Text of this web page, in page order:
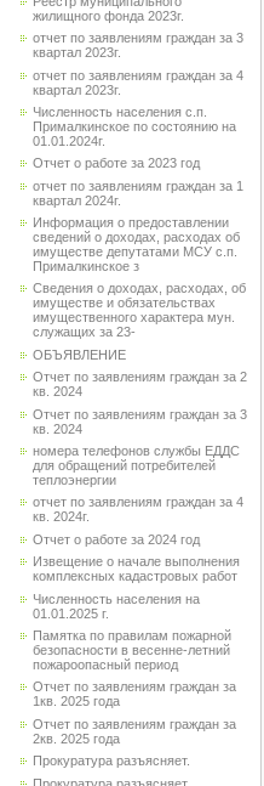
жилищного фонда 2023г.
отчет по заявлениям граждан за 3
квартал 2023г.
отчет по заявлениям граждан за 4
квартал 2023г.
Численность населения с.п.
Прималкинское по состоянию на
01.01.2024г.
Отчет о работе за 2023 год
отчет по заявлениям граждан за 1
квартал 2024г.
Информация о предоставлении
сведений о доходах, расходах об
имуществе депутатами МСУ с.п.
Прималкинское з
Сведения о доходах, расходах, об
имуществе и обязательствах
имущественного характера мун.
служащих за 23-
ОБЪЯВЛЕНИЕ
Отчет по заявлениям граждан за 2
кв. 2024
Отчет по заявлениям граждан за 3
кв. 2024
номера телефонов службы ЕДДС
для обращений потребителей
теплоэнергии
отчет по заявлениям граждан за 4
кв. 2024г.
Отчет о работе за 2024 год
Извещение о начале выполнения
комплексных кадастровых работ
Численность населения на
01.01.2025 г.
Памятка по правилам пожарной
безопасности в весенне-летний
пожароопасный период
Отчет по заявлениям граждан за
1кв. 2025 года
Отчет по заявлениям граждан за
2кв. 2025 года
Прокуратура разъясняет.
Прокуратура разъясняет..